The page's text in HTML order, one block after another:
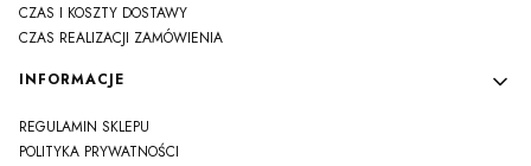
CZAS I KOSZTY DOSTAWY
CZAS REALIZACJI ZAMÓWIENIA
INFORMACJE
REGULAMIN SKLEPU
POLITYKA PRYWATNOŚCI